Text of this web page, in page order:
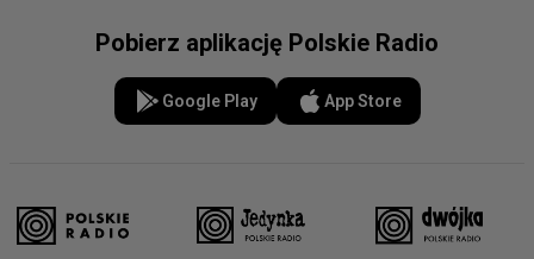
Pobierz aplikację Polskie Radio
Google Play App Store